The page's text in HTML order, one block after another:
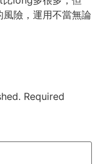
險，運用不當無論
Required